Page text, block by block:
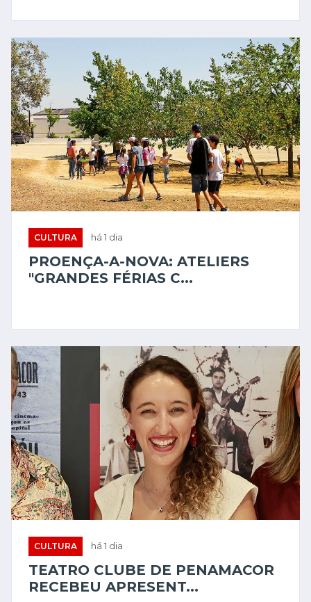
CULTURA há 1 dia
PROENÇA-A-NOVA: ATELIERS
"GRANDES FÉRIAS C...
CULTURA há 1 dia
TEATRO CLUBE DE PENAMACOR
RECEBEU APRESENT...